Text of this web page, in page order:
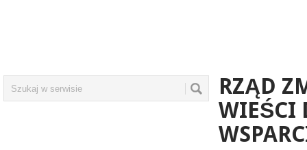
RZĄD
WIEŚCI